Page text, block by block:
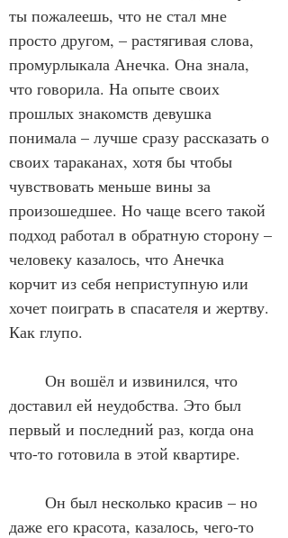
ты пожалеешь, что не стал мне
просто другом, – растягивая слова,
промурлыкала Анечка. Она знала,
что говорила. На опыте своих
прошлых знакомств девушка
понимала – лучше сразу рассказать о
своих тараканах, хотя бы чтобы
чувствовать меньше вины за
произошедшее. Но чаще всего такой
подход работал в обратную сторону –
человеку казалось, что Анечка
корчит из себя неприступную или
хочет поиграть в спасателя и жертву.
Как глупо.
доставил ей неудобства. Это был
первый и последний раз, когда она
что-то готовила в этой квартире.
даже его красота, казалось, чего-то